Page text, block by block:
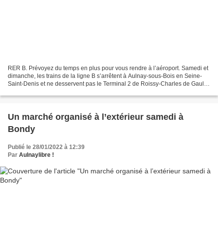
RER B. Prévoyez du temps en plus pour vous rendre à l’aéroport. Samedi et
dimanche, les trains de la ligne B s’arrêtent à Aulnay-sous-Bois en Seine-
Saint-Denis et ne desservent pas le Terminal 2 de Roissy-Charles de Gaulle.
Un marché organisé à l’extérieur samedi à
Bondy
Publié le 28/01/2022 à 12:39
Par Aulnaylibre !